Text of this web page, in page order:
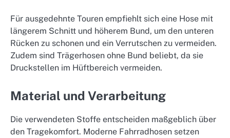
Für ausgedehnte Touren empfiehlt sich eine Hose mit
längerem Schnitt und höherem Bund, um den unteren
Rücken zu schonen und ein Verrutschen zu vermeiden.
Zudem sind Trägerhosen ohne Bund beliebt, da sie
Druckstellen im Hüftbereich vermeiden.
Material und Verarbeitung
Die verwendeten Stoffe entscheiden maßgeblich über
den Tragekomfort. Moderne Fahrradhosen setzen